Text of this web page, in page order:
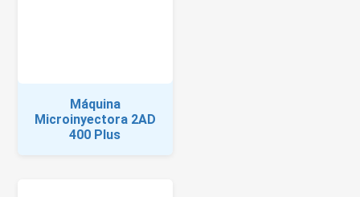
Máquina
Microinyectora 2AD
400 Plus